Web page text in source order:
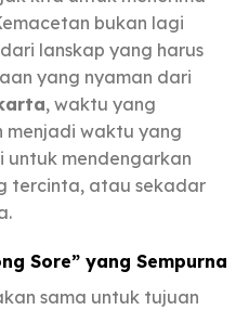
bukan lagi
lanskap yang harus
yang nyaman dari
, waktu yang
menjadi waktu yang
untuk mendengarkan
tercinta, atau sekadar
Sore” yang Sempurna
sama untuk tujuan